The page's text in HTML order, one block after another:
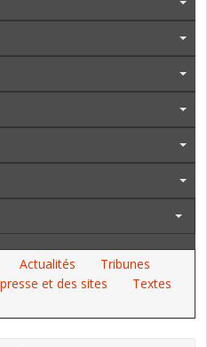
Actualités
Tribunes
et des sites
Textes